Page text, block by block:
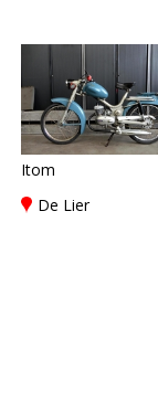
Itom
De Lier